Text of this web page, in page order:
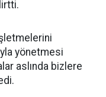
yönetmesi
aslında bizlere